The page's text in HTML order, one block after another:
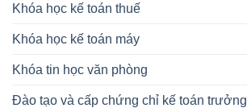
Khóa học kế toán thuế
Khóa học kế toán máy
Khóa tin học văn phòng
Đào tạo và cấp chứng chỉ kế toán trưởng